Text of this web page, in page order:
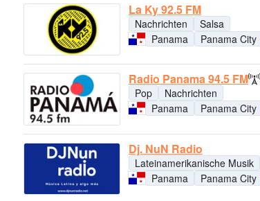
La Ky 92.5 FM
Nachrichten
Salsa
Panama
Panama City
Radio Panama 94.5 FM
Pop
Nachrichten
Panama
Panama City
Dj. NuN Radio
Lateinamerikanische Musik
Panama
Panama City